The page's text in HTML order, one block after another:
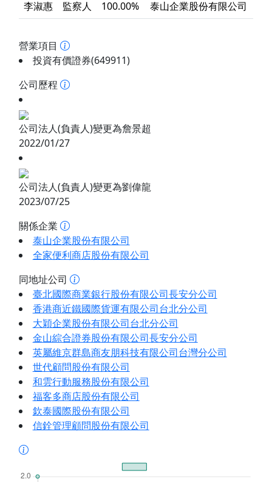
李淑惠
監察人 100.00% 泰山企業股份有限公司
營業項目
投資有價證券(649911)
公司歷程
公司法人(負責人)變更為詹景超
2022/01/27
公司法人(負責人)變更為劉偉龍
2023/07/25
關係企業
泰山企業股份有限公司
全家便利商店股份有限公司
同地址公司
臺北國際商業銀行股份有限公司長安分公司
香港商近鐵國際貨運有限公司台北分公司
大穎企業股份有限公司台北分公司
金山綜合證券股份有限公司長安分公司
英屬維京群島商友朋科技有限公司台灣分公司
世代顧問股份有限公司
和雲行動服務股份有限公司
福客多商店股份有限公司
欽泰國際股份有限公司
信銓管理顧問股份有限公司